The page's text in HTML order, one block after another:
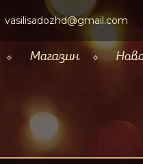
vasilisadozhd@gmail.com
Магазин